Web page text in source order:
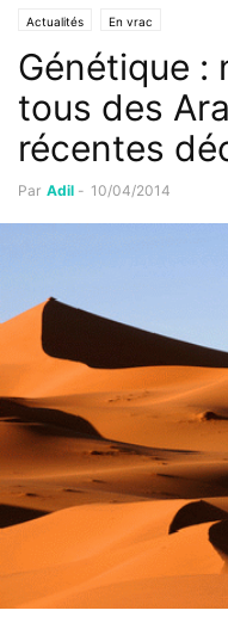
Actualités En vrac
Génétique :
tous des
récentes
Par Adil - 10/04/2014